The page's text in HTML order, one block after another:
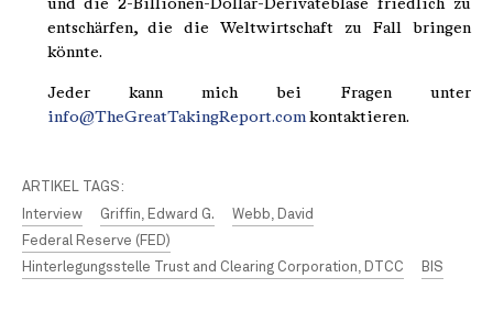
und die 2-Billionen-Dollar-Derivateblase friedlich zu
entschärfen, die die Weltwirtschaft zu Fall bringen
könnte.
Jeder kann mich bei Fragen unter
info@TheGreatTakingReport.comkontaktieren.
ARTIKEL TAGS:
Interview
Griffin, Edward G.
Webb, David
Federal Reserve (FED)
Hinterlegungsstelle Trust and Clearing Corporation, DTCC
BIS